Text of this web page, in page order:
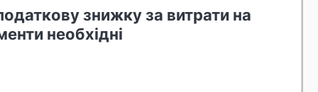
знижку за витрати на
необхідні